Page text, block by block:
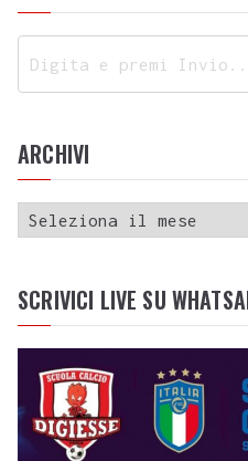
ARCHIVI
SCRIVICI LIVE SU